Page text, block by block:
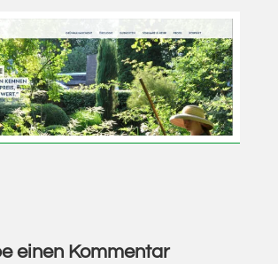
Vortrag
von
Gudrun
Esser
einen Kommentar